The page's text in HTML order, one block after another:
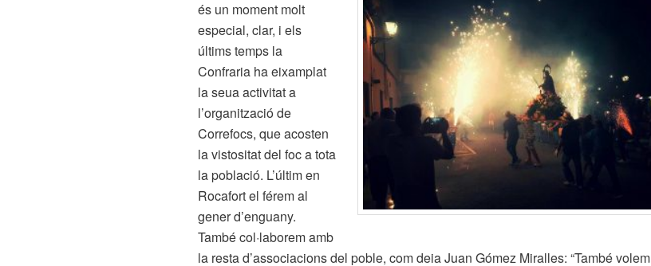
és un moment molt
especial, clar, i els
últims temps la
Confraria ha eixamplat
la seua activitat a
l’organització de
Correfocs, que acosten
la vistositat del foc a tota
la població. L’últim en
Rocafort el férem al
gener d’enguany.
També col·laborem amb
la resta d’associacions del poble, com deia Juan Gómez Miralles: “També volem